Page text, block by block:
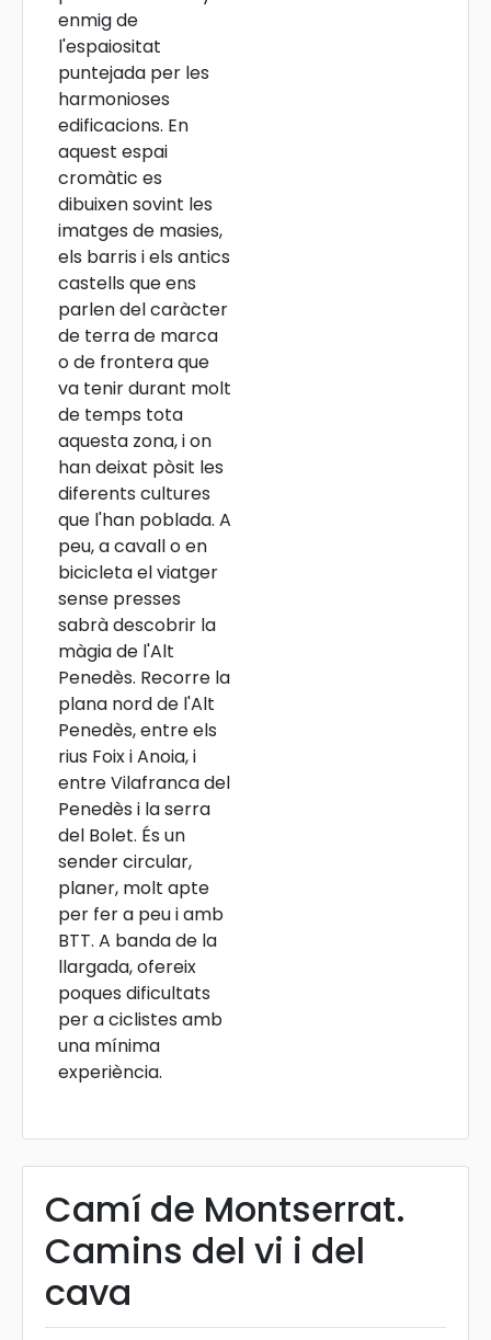
enmig de
l'espaiositat
puntejada per les
harmonioses
edificacions. En
aquest espai
cromàtic es
dibuixen sovint les
imatges de masies,
els barris i els antics
castells que ens
parlen del caràcter
de terra de marca
o de frontera que
va tenir durant molt
de temps tota
aquesta zona, i on
han deixat pòsit les
diferents cultures
que l'han poblada. A
peu, a cavall o en
bicicleta el viatger
sense presses
sabrà descobrir la
màgia de l'Alt
Penedès. Recorre la
plana nord de l'Alt
Penedès, entre els
rius Foix i Anoia, i
entre Vilafranca del
Penedès i la serra
del Bolet. És un
sender circular,
planer, molt apte
per fer a peu i amb
BTT. A banda de la
llargada, ofereix
poques dificultats
per a ciclistes amb
una mínima
experiència.
Camí de Montserrat.
Camins del vi i del
cava